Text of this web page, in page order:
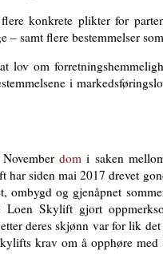
konkrete plikter for
– samt flere bestemmelser
lov om
i
domi saken
har siden mai 2017 drevet
ombygd og gjenåpnet
Skylift gjort
deres skjønn var for lik
krav om å opphøre